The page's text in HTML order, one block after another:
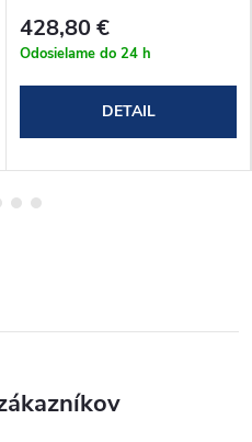
428,80 €
Odosielame do 24 h
DETAIL